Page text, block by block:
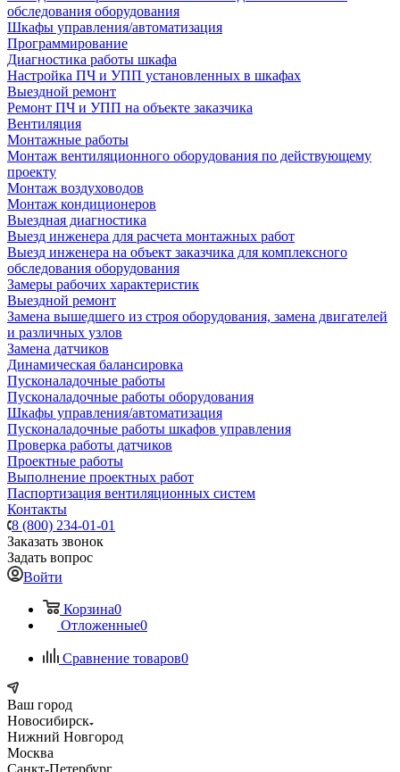
обследования оборудования
Шкафы управления/автоматизация
Программирование
Диагностика работы шкафа
Настройка ПЧ и УПП установленных в шкафах
Выездной ремонт
Ремонт ПЧ и УПП на объекте заказчика
Вентиляция
Монтажные работы
Монтаж вентиляционного оборудования по действующему
проекту
Монтаж воздуховодов
Монтаж кондиционеров
Выездная диагностика
Выезд инженера для расчета монтажных работ
Выезд инженера на объект заказчика для комплексного
обследования оборудования
Замеры рабочих характеристик
Выездной ремонт
Замена вышедшего из строя оборудования, замена двигателей
и различных узлов
Замена датчиков
Динамическая балансировка
Пусконаладочные работы
Пусконаладочные работы оборудования
Шкафы управления/автоматизация
Пусконаладочные работы шкафов управления
Проверка работы датчиков
Проектные работы
Выполнение проектных работ
Паспортизация вентиляционных систем
Контакты
8 (800) 234-01-01
Заказать звонок
Задать вопрос
Войти
Корзина0
Отложенные0
Сравнение товаров0
Ваш город
Новосибирск
Нижний Новгород
Москва
Санкт-Петербург